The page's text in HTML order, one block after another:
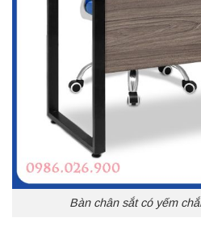
Bàn chân sắt có yếm